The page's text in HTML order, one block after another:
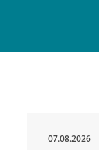
07.08.2026